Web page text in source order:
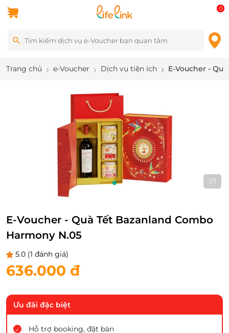
0
Trang chủ e-Voucher Dịch vụ tiện ích E-Voucher -
1/1
E-Voucher - Quà Tết Bazanland Combo
Harmony N.05
5.0 (1 đánh giá)
636.000 đ
Ưu đãi đặc biệt
Hỗ trợ booking, đặt bàn